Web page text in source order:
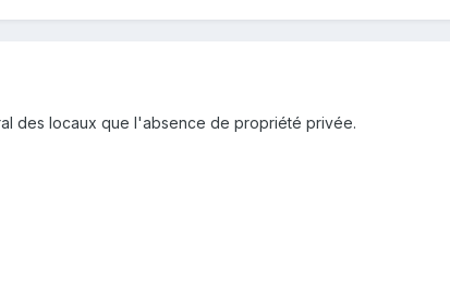
des locaux que l'absence de propriété privée.